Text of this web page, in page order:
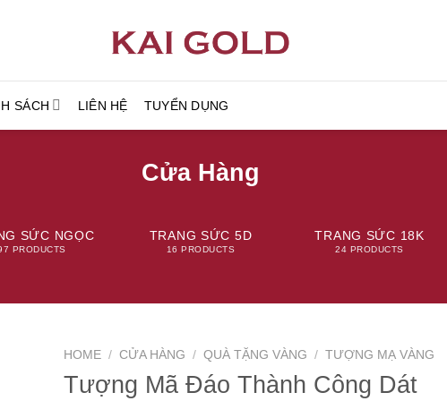
SÁCH LIÊN HỆ TUYỂN DỤNG
Cửa Hàng
SỨC NGỌC
PRODUCTS
TRANG SỨC 5D
16 PRODUCTS
TRANG SỨC 18K
24 PRODUCTS
HOME / CỬA HÀNG / QUÀ TẶNG VÀNG / TƯỢNG MẠ VÀNG
Tượng Mã Đáo Thành Công Dát